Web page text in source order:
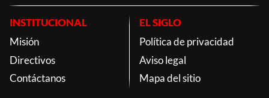
INSTITUCIONAL
Misión
Directivos
Contáctanos
EL SIGLO
Política de privacidad
Aviso legal
Mapa del sitio